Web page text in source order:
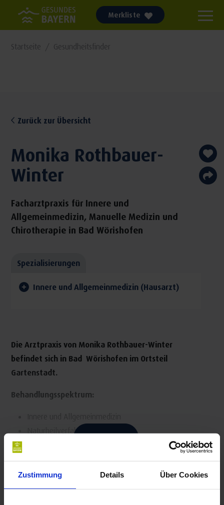
Zustimmung Details Über Cookies
Merkliste
Startseite Gesundheitsfinder
Zurück zur Übersicht
Monika Rothbauer-
Winter
Facharztpraxis für Innere und
Allgemeinmedizin, Manuelle Medizin und
Chirotherapie in Bad Wörishofen
Spezialisierungen
Innere und Allgemeinmedizin (Hausarzt)
Die Arztpraxis von Monika Rothbauer-Winter
befindet sich in Bad Wörishofen im Ortsteil
Gartenstadt.
Behandlungsspektrum:
Naturheilverfahren
Mehr lesen
Kontakt für Ihre Kur oder Ihren Gesundheits-